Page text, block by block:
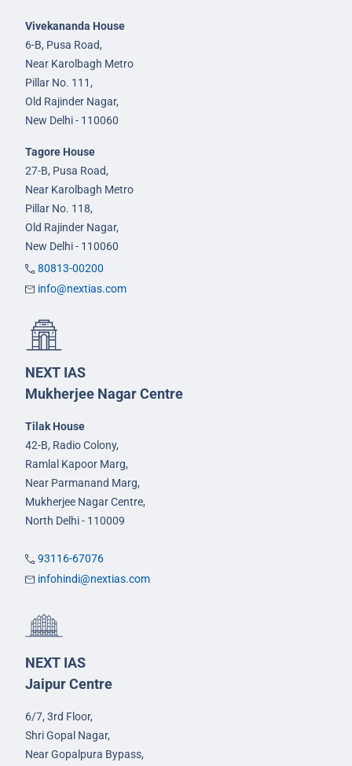
Vivekananda House
6-B, Pusa Road,
Near Karolbagh Metro
Pillar No. 111,
Old Rajinder Nagar,
New Delhi - 110060
Tagore House
27-B, Pusa Road,
Near Karolbagh Metro
Pillar No. 118,
Old Rajinder Nagar,
New Delhi - 110060
80813-00200
info@nextias.com
NEXT IAS
Mukherjee Nagar Centre
Tilak House
42-B, Radio Colony,
Ramlal Kapoor Marg,
Near Parmanand Marg,
Mukherjee Nagar Centre,
North Delhi - 110009
93116-67076
infohindi@nextias.com
NEXT IAS
Jaipur Centre
6/7, 3rd Floor,
Shri Gopal Nagar,
Near Gopalpura Bypass,